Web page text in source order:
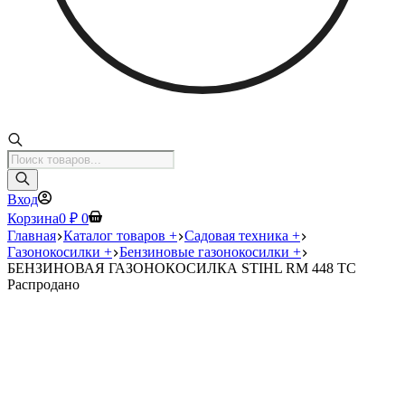
Поиск
товаров
Вход
Корзина0 ₽ 0
Главная Каталог товаров + Садовая техника +
Газонокосилки + Бензиновые газонокосилки +
БЕНЗИНОВАЯ ГАЗОНОКОСИЛКА STIHL RM 448 TC
Распродано